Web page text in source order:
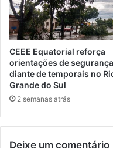
CEEE Equatorial reforça
orientações de segurança
diante de temporais no
Grande do Sul
2 semanas atrás
Deixe um comentário